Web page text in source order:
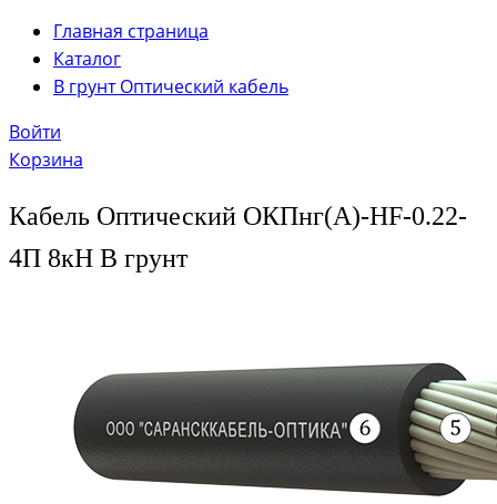
Главная страница
Каталог
В грунт Оптический кабель
Войти
Корзина
Кабель Оптический ОКПнг(A)-HF-0.22-
4П 8кН В грунт